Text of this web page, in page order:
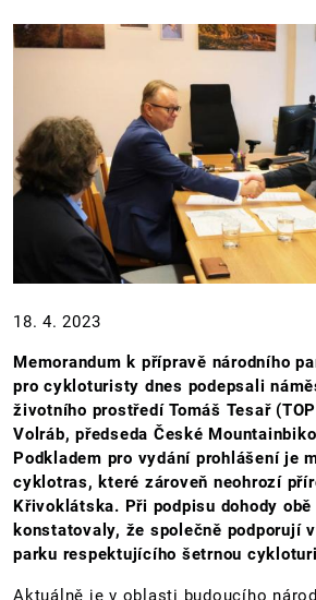
18. 4. 2023
Memorandum k přípravě národního
pro cykloturisty dnes podepsali
životního prostředí Tomáš Tesař
Volráb, předseda České
Podkladem pro vydání prohlášení je
cyklotras, které zároveň neohrozí
Křivoklátska. Při podpisu dohody
konstatovaly, že společně podporují
parku respektujícího šetrnou
Aktuálně je v oblasti budoucího